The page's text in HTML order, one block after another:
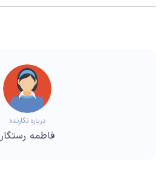
درباره نگارنده
فاطمه رستگار